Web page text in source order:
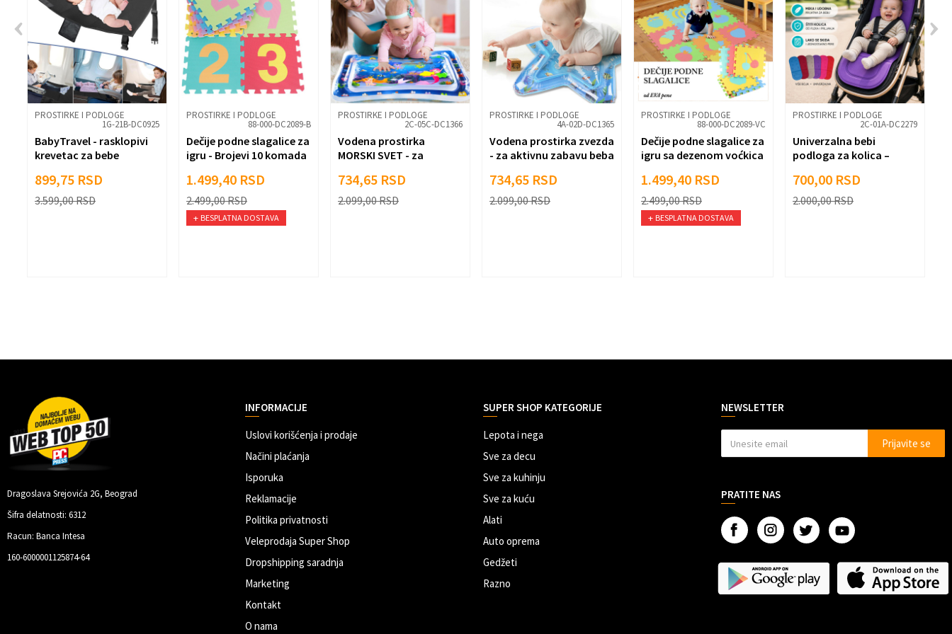
Anti-spam zaštita - izračunajte koliko je 2 + 3 :
Pošalji
PROSTIRKE I PODLOGE
1G-21B-DC0925
BabyTravel - rasklopivi
krevetac za bebe
899,75 RSD
3.599,00RSD
PROSTIRKE I PODLOGE
88-000-DC2089-B
Dečije podne slagalice za
igru - Brojevi 10 komada
1.499,40 RSD
2.499,00RSD
BESPLATNA DOSTAVA
PROSTIRKE I PODLOGE
2C-05C-DC1366
Vodena prostirka
MORSKI SVET - za
734,65 RSD
2.099,00RSD
PROSTIRKE I PODLOGE
4A-02D-DC1365
Vodena prostirka zvezda
- za aktivnu zabavu beba
734,65 RSD
2.099,00RSD
PROSTIRKE I PODLOGE
88-000-DC2089-VC
Dečije podne slagalice za
igru sa dezenom voćkica
1.499,40 RSD
2.499,00RSD
BESPLATNA DOSTAVA
PROSTIRKE I PODLOGE
2C-01A-DC2279
Univerzalna bebi
podloga za kolica –
praktična
700,00 RSD
2.000,00RSD
Dragoslava Srejovića 2G, Beograd
Šifra delatnosti: 6312
Racun: Banca Intesa
160-6000001125874-64
INFORMACIJE
Uslovi korišćenja i prodaje
Načini plaćanja
Isporuka
Reklamacije
Politika privatnosti
Veleprodaja Super Shop
Dropshipping saradnja
Marketing
Kontakt
O nama
SUPER SHOP KATEGORIJE
Lepota i nega
Sve za decu
Sve za kuhinju
Sve za kuću
Alati
Auto oprema
Gedžeti
Razno
NEWSLETTER
Prijavite se
PRATITE NAS